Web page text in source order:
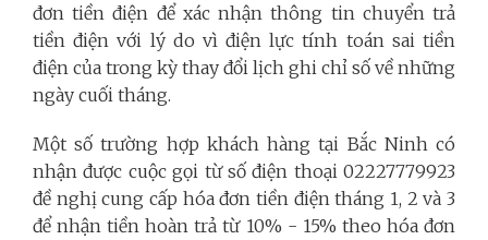
đơn tiền điện để xác nhận thông tin chuyển trả
tiền điện với lý do vì điện lực tính toán sai tiền
điện của trong kỳ thay đổi lịch ghi chỉ số về những
ngày cuối tháng.
Một số trường hợp khách hàng tại Bắc Ninh có
nhận được cuộc gọi từ số điện thoại 02227779923
đề nghị cung cấp hóa đơn tiền điện tháng 1, 2 và 3
để nhận tiền hoàn trả từ 10% - 15% theo hóa đơn